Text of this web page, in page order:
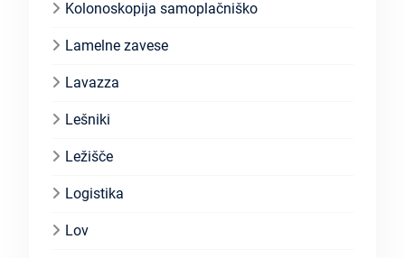
Kolonoskopija samoplačniško
Lamelne zavese
Lavazza
Lešniki
Ležišče
Logistika
Lov